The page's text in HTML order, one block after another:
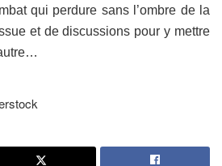
qui perdure sans l’ombre de la
et de discussions pour y mettre